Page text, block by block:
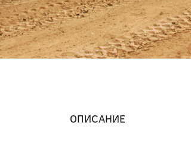
ОПИСАНИЕ